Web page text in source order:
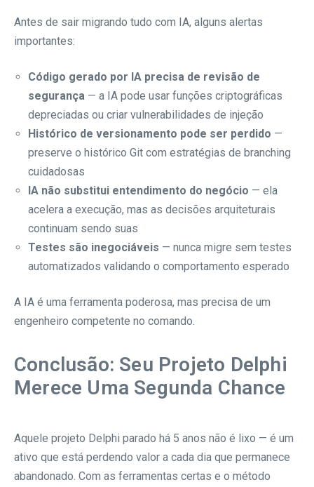
Antes de sair migrando tudo com IA, alguns alertas
importantes:
Código gerado por IA precisa de revisão de
segurança — a IA pode usar funções criptográficas
depreciadas ou criar vulnerabilidades de injeção
Histórico de versionamento pode ser perdido —
preserve o histórico Git com estratégias de branching
cuidadosas
IA não substitui entendimento do negócio — ela
acelera a execução, mas as decisões arquiteturais
continuam sendo suas
Testes são inegociáveis — nunca migre sem testes
automatizados validando o comportamento esperado
A IA é uma ferramenta poderosa, mas precisa de um
engenheiro competente no comando.
Conclusão: Seu Projeto Delphi
Merece Uma Segunda Chance
Aquele projeto Delphi parado há 5 anos não é lixo — é um
ativo que está perdendo valor a cada dia que permanece
abandonado. Com as ferramentas certas e o método